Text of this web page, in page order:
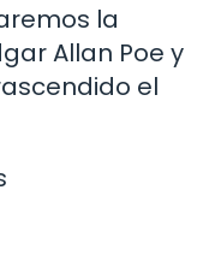
la
Allan Poe y
el